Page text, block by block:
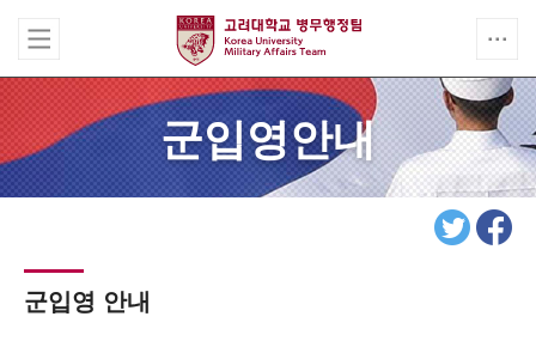
군입영안내
군입영 안내